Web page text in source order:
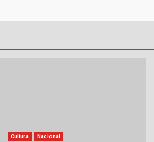
Cultura Nacional